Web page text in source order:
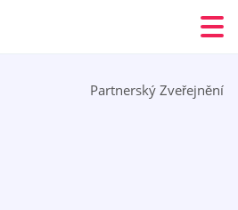
Partnerský Zveřejnění